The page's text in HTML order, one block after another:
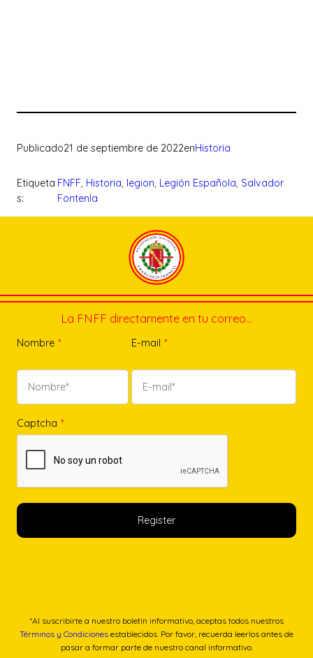
Publicado21 de septiembre de 2022enHistoria
Etiqueta
s:
FNFF, Historia, legion, Legión Española, Salvador
Fontenla
La FNFF directamente en tu correo…
Nombre * E-mail *
Captcha *
*Al suscribirte a nuestro boletín informativo, aceptas todos nuestros
Términos y Condiciones establecidos. Por favor, recuerda leerlos antes de
pasar a formar parte de nuestro canal informativo.